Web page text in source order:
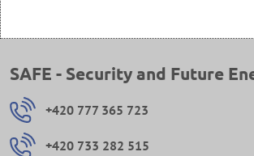
SAFE - Security and Future
+420 777 365 723
+420 733 282 515